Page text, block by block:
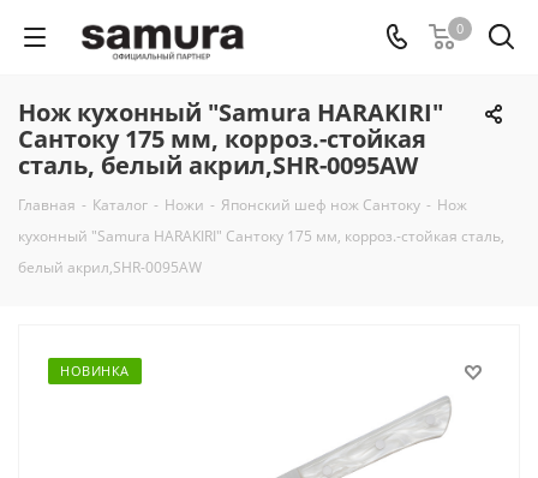
0
Нож кухонный "Samura HARAKIRI"
Сантоку 175 мм, корроз.-стойкая
сталь, белый акрил,SHR-0095AW
Главная - Каталог - Ножи - Японский шеф нож Сантоку - Нож
кухонный "Samura HARAKIRI" Сантоку 175 мм, корроз.-стойкая сталь,
белый акрил,SHR-0095AW
НОВИНКА